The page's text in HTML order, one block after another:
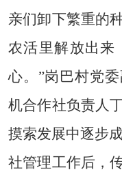
亲们卸下繁重的
农活里解放出来
心。”岗巴村党
机合作社负责人
摸索发展中逐步
社管理工作后，